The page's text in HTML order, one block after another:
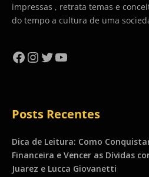
impressas , retrata temas e
do tempo a cultura de uma
Facebook
Instagram
Twitter
YouTube
Posts Recentes
Dica de Leitura: Como
Financeira e Vencer as Dívidas
Juarez e Lucca Giovanetti